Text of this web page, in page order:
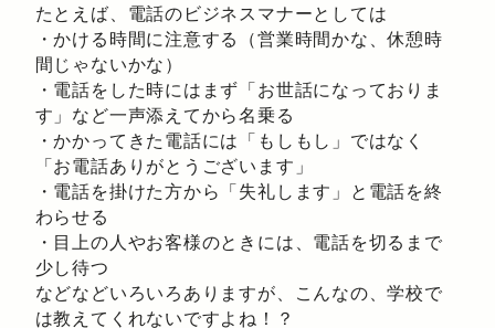
たとえば、電話のビジネスマナーとしては
・かける時間に注意する（営業時間かな、休憩時
間じゃないかな）
・電話をした時にはまず「お世話になっておりま
す」など一声添えてから名乗る
・かかってきた電話には「もしもし」ではなく
「お電話ありがとうございます」
・電話を掛けた方から「失礼します」と電話を終
わらせる
・目上の人やお客様のときには、電話を切るまで
少し待つ
などなどいろいろありますが、こんなの、学校で
は教えてくれないですよね！？